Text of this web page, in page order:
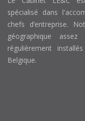
spécialisé dans
chefs d’entreprise.
géographique
régulièrement
Belgique.